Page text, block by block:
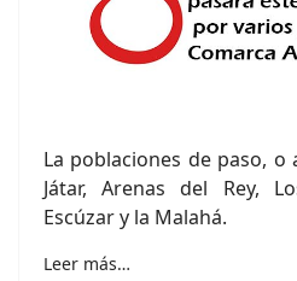
La poblaciones de paso, o
Játar, Arenas del Rey,
Escúzar y la Malahá.
Leer más…